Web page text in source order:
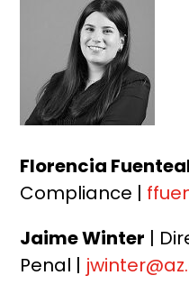
Florencia
Compliance |
Jaime Winter |
Penal |